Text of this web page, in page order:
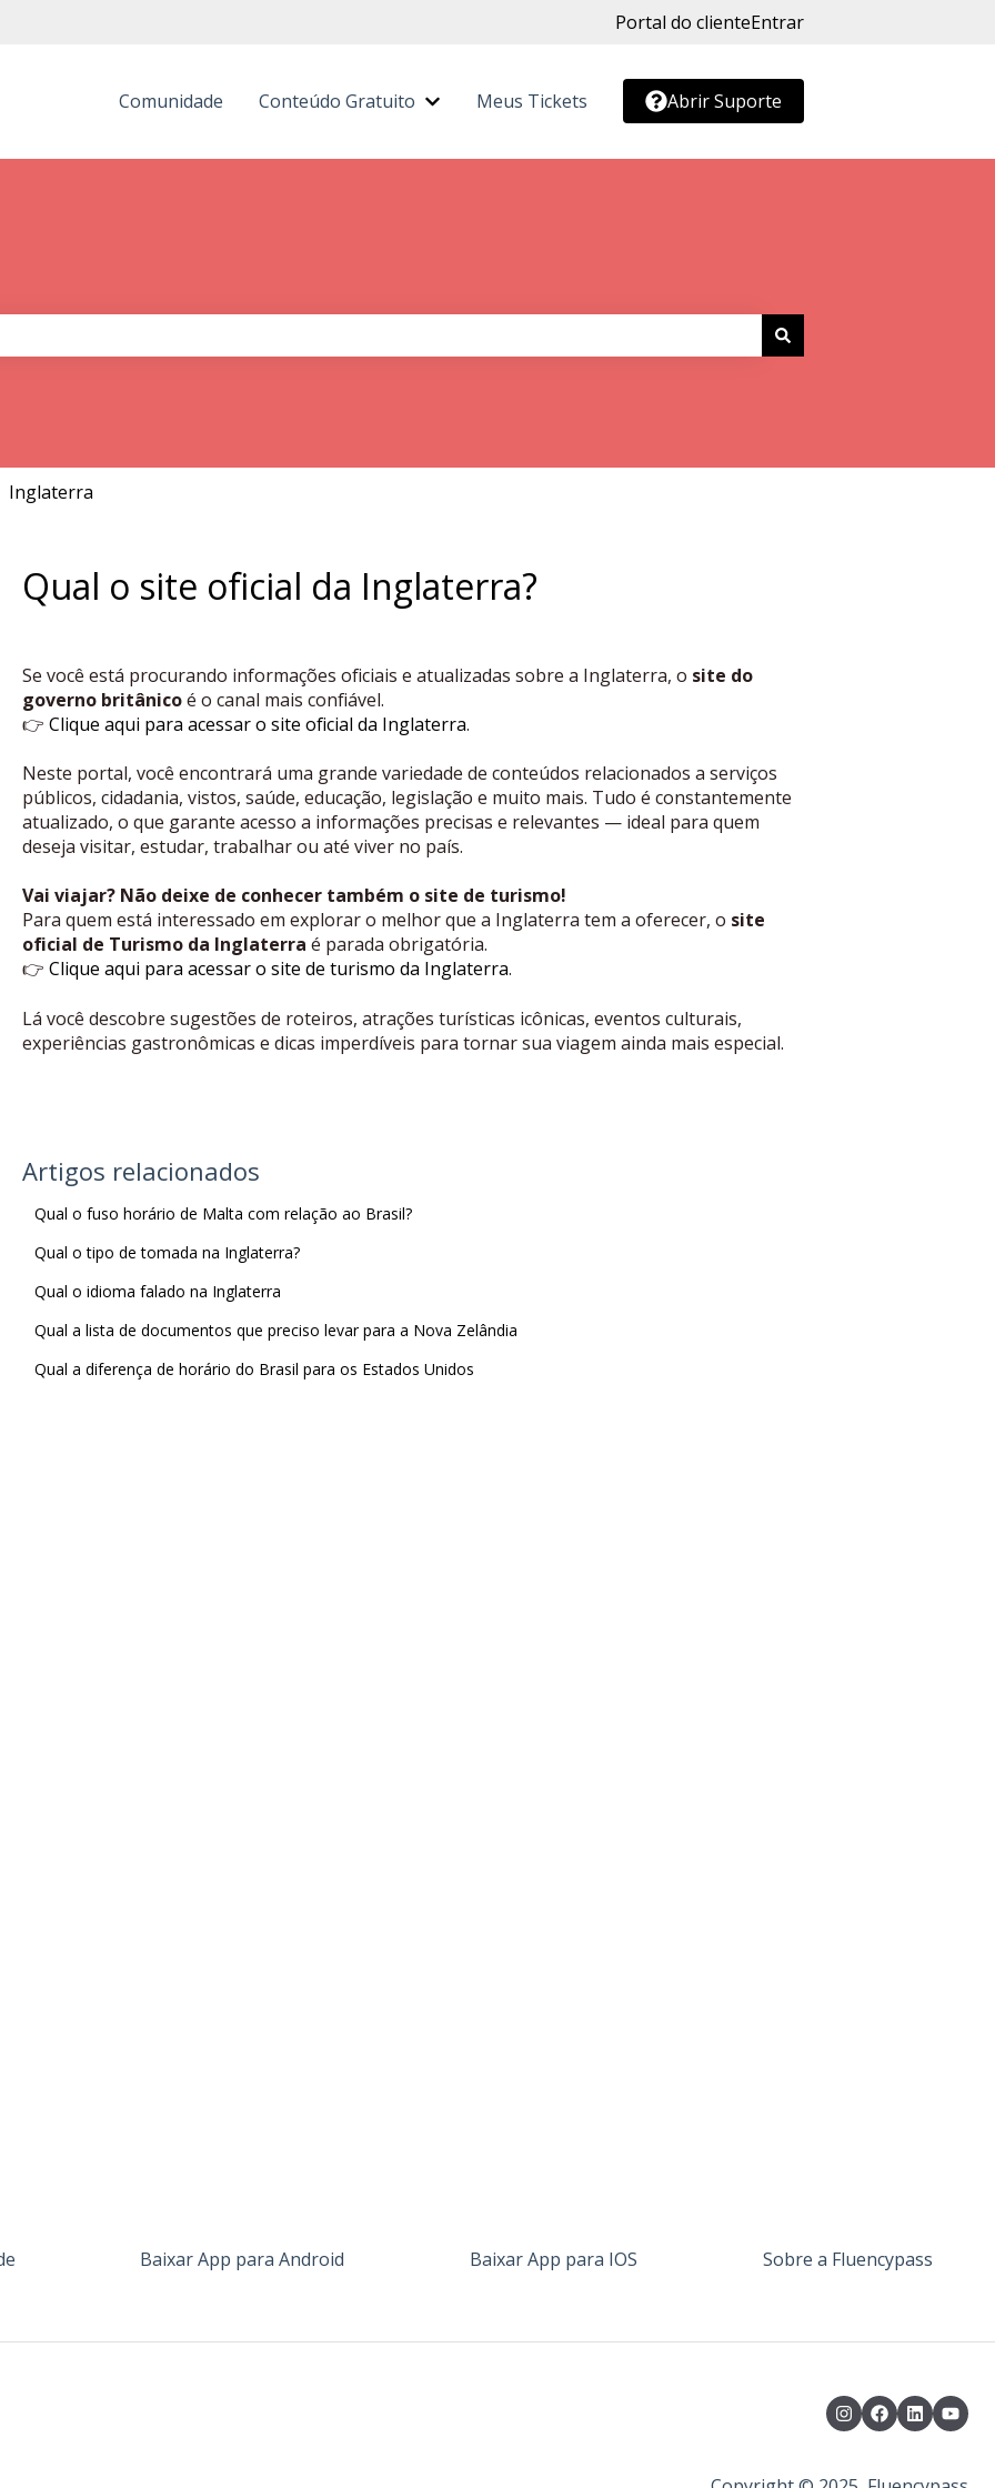
Portal do clienteEntrar
Comunidade Conteúdo Gratuito Mostrar submenu para Conteúdo Gratuito
Meus Tickets Abrir Suporte
Inglaterra
Qual o site oficial da Inglaterra?
Se você está procurando informações oficiais e atualizadas sobre a Inglaterra, o site do
governo britânicoé o canal mais confiável.
👉 Clique aqui para acessar o site oficial da Inglaterra.
Neste portal, você encontrará uma grande variedade de conteúdos relacionados a serviços
públicos, cidadania, vistos, saúde, educação, legislação e muito mais. Tudo é constantemente
atualizado, o que garante acesso a informações precisas e relevantes — ideal para quem
deseja visitar, estudar, trabalhar ou até viver no país.
Vai viajar? Não deixe de conhecer também o site de turismo!
Para quem está interessado em explorar o melhor que a Inglaterra tem a oferecer, o site
oficial de Turismo da Inglaterra é parada obrigatória.
👉 Clique aqui para acessar o site de turismo da Inglaterra.
Lá você descobre sugestões de roteiros, atrações turísticas icônicas, eventos culturais,
experiências gastronômicas e dicas imperdíveis para tornar sua viagem ainda mais especial.
Artigos relacionados
Qual o fuso horário de Malta com relação ao Brasil?
Qual o tipo de tomada na Inglaterra?
Qual o idioma falado na Inglaterra
Qual a lista de documentos que preciso levar para a Nova Zelândia
Qual a diferença de horário do Brasil para os Estados Unidos
Baixar App para Android Baixar App para IOS Sobre a Fluencypass